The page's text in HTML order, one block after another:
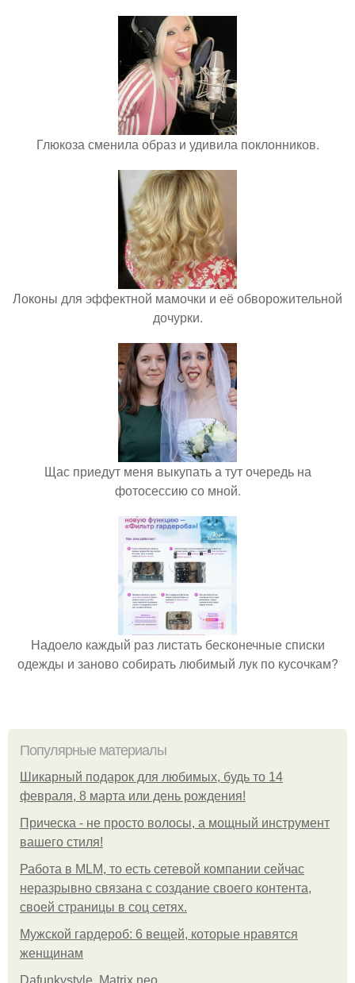
Глюкоза сменила образ и удивила поклонников.
Локоны для эффектной мамочки и её обворожительной
дочурки.
Щас приедут меня выкупать а тут очередь на
фотосессию со мной.
Надоело каждый раз листать бесконечные списки
одежды и заново собирать любимый лук по кусочкам?
Популярные материалы
Шикарный подарок для любимых, будь то 14
февраля, 8 марта или день рождения!
Прическа - не просто волосы, а мощный инструмент
вашего стиля!
Работа в MLM, то есть сетевой компании сейчас
неразрывно связана с создание своего контента,
своей страницы в соц сетях.
Мужской гардероб: 6 вещей, которые нравятся
женщинам
Dafunkystyle. Matrix neo.